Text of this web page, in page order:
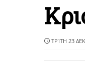
ΤΡΊΤΗ 23